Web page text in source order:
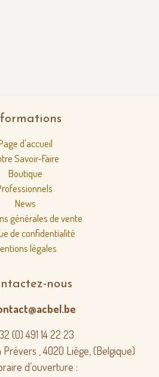
d'accueil
Savoir-Faire
Boutique
News
générales de vente
de confidentialité
légales
nous
(0) 491 14 22 23
, 4020 Liège, (Belgique)
d’ouverture :